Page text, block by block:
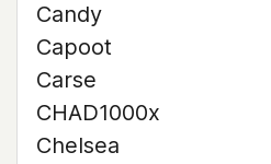
Candy
Capoot
Carse
CHAD1000x
Chelsea